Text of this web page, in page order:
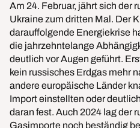
Am 24. Februar, jährt sich der
Ukraine zum dritten Mal. Der
darauffolgende Energiekrise
die jahrzehntelange
deutlich vor Augen geführt.
kein russisches Erdgas mehr
andere europäische Länder
Import einstellten oder
daran fest. Auch 2024 lag der
Gasimporte noch beständig